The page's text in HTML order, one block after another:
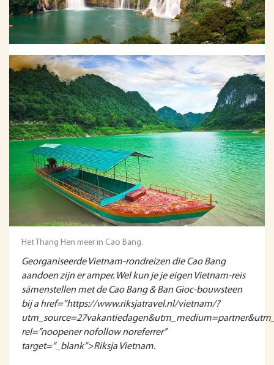
Het Thang Hen meer in Cao Bang.
Georganiseerde Vietnam-rondreizen die Cao Bang
aandoen zijn er amper. Wel kun je je eigen Vietnam-reis
sámenstellen met de Cao Bang & Ban Gioc-bouwsteen
bij a href=”https://www.riksjatravel.nl/vietnam/?
rel=”noopener nofollow noreferrer”
target=”_blank”>Riksja Vietnam.